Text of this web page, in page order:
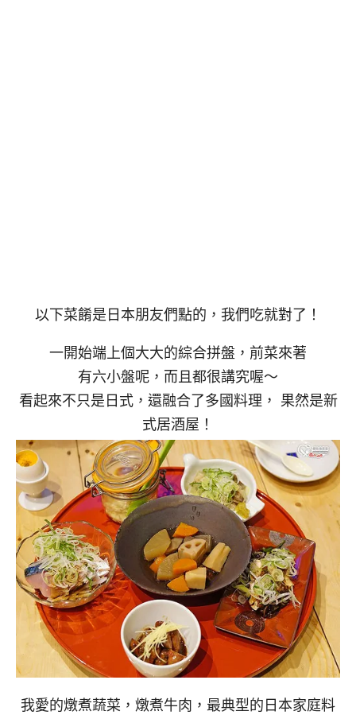
以下菜餚是日本朋友們點的，我們吃就對了！
一開始端上個大大的綜合拼盤，前菜來著
有六小盤呢，而且都很講究喔～
看起來不只是日式，還融合了多國料理， 果然是新
式居酒屋！
我愛的燉煮蔬菜，燉煮牛肉，最典型的日本家庭料